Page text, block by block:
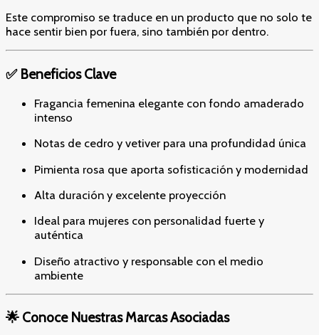
Este compromiso se traduce en un producto que no solo te
hace sentir bien por fuera, sino también por dentro.
✅ Beneficios Clave
Fragancia femenina elegante con fondo amaderado
intenso
Notas de cedro y vetiver para una profundidad única
Pimienta rosa que aporta sofisticación y modernidad
Alta duración y excelente proyección
Ideal para mujeres con personalidad fuerte y
auténtica
Diseño atractivo y responsable con el medio
ambiente
🌟 Conoce Nuestras Marcas Asociadas